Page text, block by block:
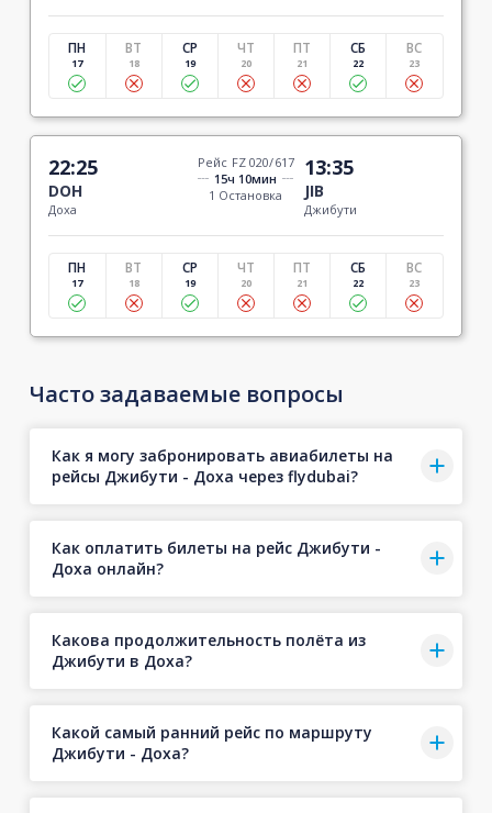
ПН
17
ВТ
18
СР
19
ЧТ
20
ПТ
21
СБ
22
ВС
23
22:25
DOH
Доха
Рейс FZ 020/617
15ч 10мин
1 Остановка
13:35
JIB
Джибути
ПН
17
ВТ
18
СР
19
ЧТ
20
ПТ
21
СБ
22
ВС
23
Часто задаваемые вопросы
Как я могу забронировать авиабилеты на
рейсы Джибути - Доха через flydubai?
Как оплатить билеты на рейс Джибути -
Доха онлайн?
Какова продолжительность полёта из
Джибути в Доха?
Какой самый ранний рейс по маршруту
Джибути - Доха?